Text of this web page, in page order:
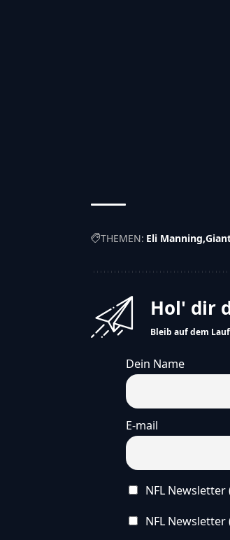
THEMEN: Eli Manning
Hol' dir
Bleib auf dem
Dein Name
E-mail
NFL Newsletter
NFL